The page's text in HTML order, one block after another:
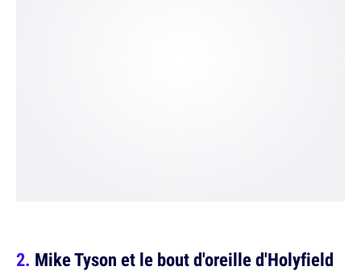
Mike Tyson et le bout d'oreille d'Holyfield